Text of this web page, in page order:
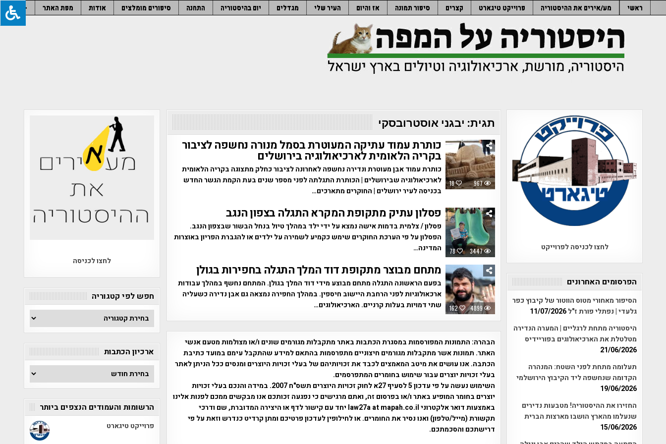
to
ראשי מע/אירים את ההיסטוריה פרוייקט טיגארט קצרים סיפור תמונה אז והיום העיר שלי מגדלים יום בהיסטוריה התחנה סיפורים מומלצים אודות מפת האתר –
תגית: יבגני אוסטרובסקי
18 967
כותרת עמוד עתיקה המעוטרת בסמל מנורה נחשפה לציבור
בקריה הלאומית לארכיאולוגיה בירושלים
כותרת עמוד אבן מעוטרת ונדירה נחשפה לאחרונה לציבור כחלק מתצוגה בקריה הלאומית
לארכיאולוגיה שבירושלים | הכותרת התגלתה לפני מספר שנים בעת הקמת הגשר החדש
בכניסה לעיר ירושלים | החוקרים מתארכים…
78 3447
פסלון עתיק מתקופת המקרא התגלה בצפון הנגב
פסלון / צלמית בדמות אישה נמצא על ידי ילד במהלך טיול בנחל הבשור שבצפון הנגב.
הפסלון על פי הערכת החוקרים שימש כקמיע לשמירה על ילדים או להגברת הפריון באוצרות
המדינה…
162 4899
מתחם מבוצר מתקופת דוד המלך התגלה בחפירות בגולן
בפעם הראשונה התגלה מתחם מבוצע מידי דוד המלך בגולן. המתחם נחשף במהלך עבודות
ארכאולוגיות לפני הרחבת היישוב חיספין. במהלך החפירה נמצאה גם אבן נדירה כשעליה
שתי דמויות בעלות קרניים. הארכיאולוגים…
הבהרה: התמונות המפורסמות במסגרת הכתבות באתר מתקבלות מגורמים שונים ו/או מצולמות מטעם אנשי
האתר. תמונות אשר מתקבלות מגורמים חיצוניים מתפרסמות בהתאם למידע שהתקבל עימם במועד כתיבת
הכתבה. אנו עושים את מיטב המאמצים לכבד את זכויותיהם של בעלי זכויות היוצרים ומנסים ככל הניתן לאתר
בעלי זכויות יוצרים עבור שימוש בחומרים המתפרסמים.
השימוש נעשה על פי עדכון 5 לסעיף 27א לחוק זכויות היוצרים תשס"ח 2007. במידה והנכם בעלי זכויות
יוצרים בחומר המופיע באתר ו/או בפרסום זה, ואתם מרגישים כי נפגעה זכותכם אנו מבקשים ממכם לפנות אלינו
באמצעות דואר אלקטרוני law27a at mapah.co.il יחד עם קישור לדף או היצירה המדוברת, שם ודרכי
תקשורת (מייל/טלפון) ואנו נסיר את החומרים. או לחילופין לעדכון פרטיכם ומתן קרדיט כנדרש וזאת על פי
דרישתכם והסכמתכם.
לחצו לכניסה לפרוייקט
הפרסומים האחרונים
הסיפור מאחורי מטוס הווטור של קיבוץ כפר
גלעדי | נפתלי פורת ז"ל11/07/2026
היסטוריה מתחת לרגליים | המערה הנדירה
מטלטלת את הארכיאולוגים בפוריידיס
21/06/2026
תעלומה מתחת לפני השטח: המנהרה
הקדומה שנחשפה ליד הקיבוץ הירושלמי
19/06/2026
החזירו את ההיסטוריה! מטבעות נדירים
שנעלמו מהארץ הושבו מארצות הברית
15/06/2026
לחצו לכניסה
חפש לפי קטגוריה
חפש
לפי
קטגוריה
ארכיון הכתבות
ארכיון
הכתבות
הרשומות והעמודים הנצפים ביותר
פרוייקט טיגארט